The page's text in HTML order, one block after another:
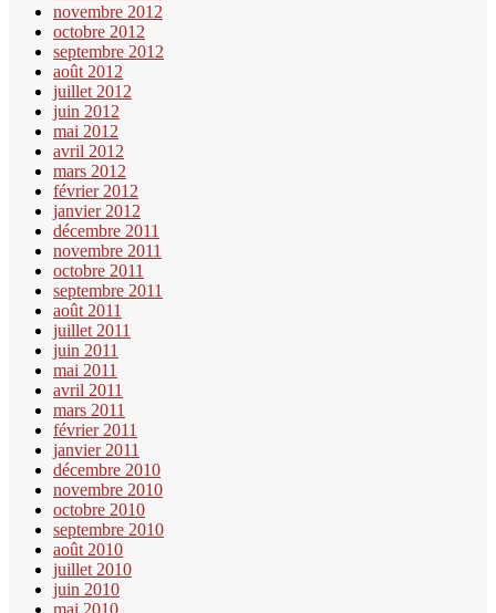
novembre 2012
octobre 2012
septembre 2012
août 2012
juillet 2012
juin 2012
mai 2012
avril 2012
mars 2012
février 2012
janvier 2012
décembre 2011
novembre 2011
octobre 2011
septembre 2011
août 2011
juillet 2011
juin 2011
mai 2011
avril 2011
mars 2011
février 2011
janvier 2011
décembre 2010
novembre 2010
octobre 2010
septembre 2010
août 2010
juillet 2010
juin 2010